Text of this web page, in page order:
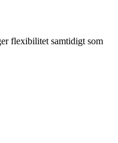
flexibilitet samtidigt som